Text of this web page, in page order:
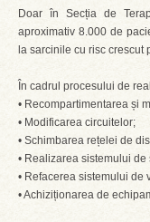
Doar în Secția de
aproximativ 8.000 de
la sarcinile cu risc
În cadrul procesului de
• Recompartimentarea și
• Modificarea circuitelor;
• Schimbarea rețelei de
• Realizarea sistemului
• Refacerea sistemului de
• Achiziționarea de